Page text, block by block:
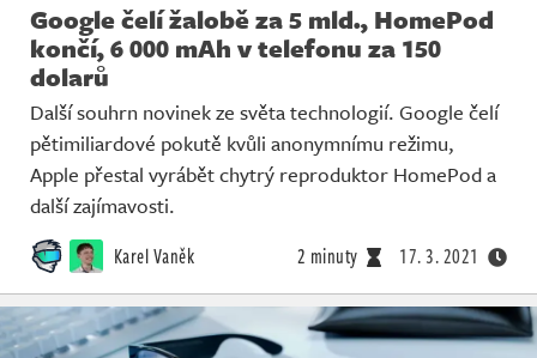
Google čelí žalobě za 5 mld., HomePod
končí, 6 000 mAh v telefonu za 150
dolarů
Další souhrn novinek ze světa technologií. Google čelí
pětimiliardové pokutě kvůli anonymnímu režimu,
Apple přestal vyrábět chytrý reproduktor HomePod a
další zajímavosti.
Karel Vaněk 2 minuty 17. 3. 2021